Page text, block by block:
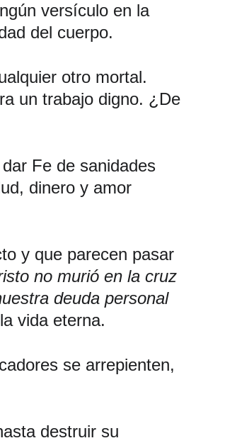
versículo en la
del cuerpo.
otro mortal.
un trabajo digno. ¿De
Fe de sanidades
dinero y amor
y que parecen pasar
no murió en la cruz
deuda personal
vida eterna.
se arrepienten,
destruir su